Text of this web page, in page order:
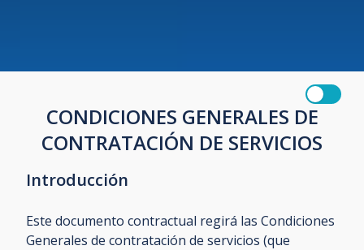
CONDICIONES GENERALES DE
CONTRATACIÓN DE SERVICIOS
Introducción
Este documento contractual regirá las Condiciones
Generales de contratación de servicios (que